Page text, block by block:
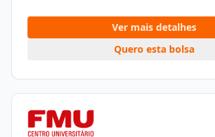
Ver mais detalhes
Quero esta bolsa